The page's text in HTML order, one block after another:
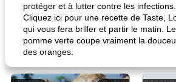
protéger et à lutter contre les infections.
Cliquez ici pour une recette de Taste,
qui vous fera briller et partir le matin.
pomme verte coupe vraiment la
des oranges.